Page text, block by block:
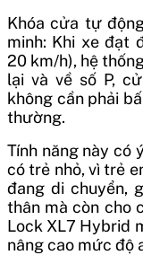
Khóa cửa tự
minh: Khi xe đạt
20 km/h), hệ
lại và về số P,
không cần phải
thường.
Tính năng này có
có trẻ nhỏ, vì trẻ
đang di chuyển,
thân mà còn cho
Lock XL7 Hybrid
nâng cao mức độ